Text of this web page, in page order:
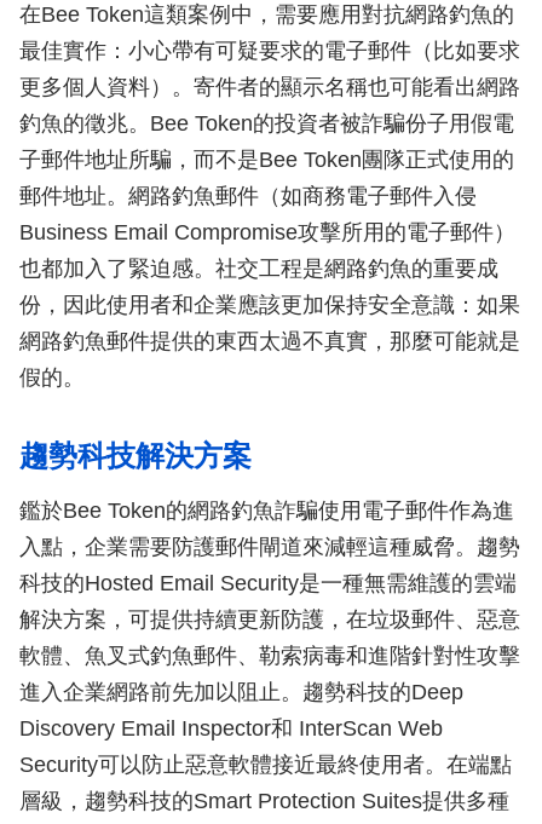
在Bee Token這類案例中，需要應用對抗網路釣魚的
最佳實作：小心帶有可疑要求的電子郵件（比如要求
更多個人資料）。寄件者的顯示名稱也可能看出網路
釣魚的徵兆。Bee Token的投資者被詐騙份子用假電
子郵件地址所騙，而不是Bee Token團隊正式使用的
郵件地址。網路釣魚郵件（如商務電子郵件入侵
Business Email Compromise攻擊所用的電子郵件）
也都加入了緊迫感。社交工程是網路釣魚的重要成
份，因此使用者和企業應該更加保持安全意識：如果
網路釣魚郵件提供的東西太過不真實，那麼可能就是
假的。
趨勢科技解決方案
鑑於Bee Token的網路釣魚詐騙使用電子郵件作為進
入點，企業需要防護郵件閘道來減輕這種威脅。趨勢
科技的Hosted Email Security是一種無需維護的雲端
解決方案，可提供持續更新防護，在垃圾郵件、惡意
軟體、魚叉式釣魚郵件、勒索病毒和進階針對性攻擊
進入企業網路前先加以阻止。趨勢科技的Deep
Discovery Email Inspector和 InterScan Web
Security可以防止惡意軟體接近最終使用者。在端點
層級，趨勢科技的Smart Protection Suites提供多種